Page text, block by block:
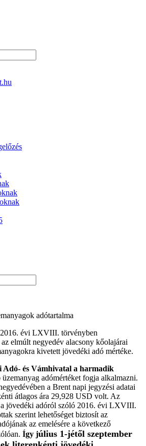
adótartalma
évi LXVIII. törvényben
elmúlt negyedév alacsony kőolajárai
kivetett jövedéki adó mértéke.
Adó- és Vámhivatal a harmadik
üzemanyag adómértéket fogja alkalmazni.
a Brent napi jegyzési adatai
átlagos ára 29,928 USD volt. Az
jövedéki adóról szóló 2016. évi LXVIII.
szerint lehetőséget biztosít az
az emelésére a következő
Így július 1-jétől szeptember